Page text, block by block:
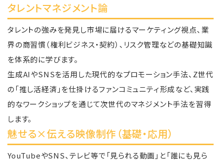
タレントマネジメント論
タレントの強みを発見し市場に届けるマーケティング視点、業
界の商習慣（権利ビジネス・契約）、リスク管理などの基礎知識
を体系的に学びます。
生成AIやSNSを活用した現代的なプロモーション手法、Z世代
の「推し活経済」を仕掛けるファンコミュニティ形成など、実践
的なワークショップを通じて次世代のマネジメント手法を習得
します。
魅せる×伝える映像制作（基礎・応用）
YouTubeやSNS、テレビ等で「見られる動画」と「誰にも見ら